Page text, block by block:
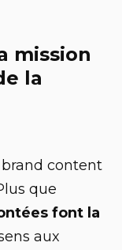
mission
la
content
que
font la
aux